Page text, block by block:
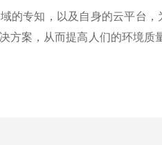
的专知，以及自身的云平台
方案，从而提高人们的环境